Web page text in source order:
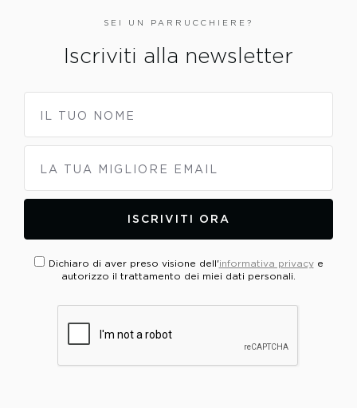
SEI UN PARRUCCHIERE?
Iscriviti alla newsletter
IL TUO NOME
LA TUA MIGLIORE EMAIL
ISCRIVITI ORA
Dichiaro di aver preso visione dell'informativa privacye
autorizzo il trattamento dei miei dati personali.
PLEASE VERIFY YOUR REQUEST*